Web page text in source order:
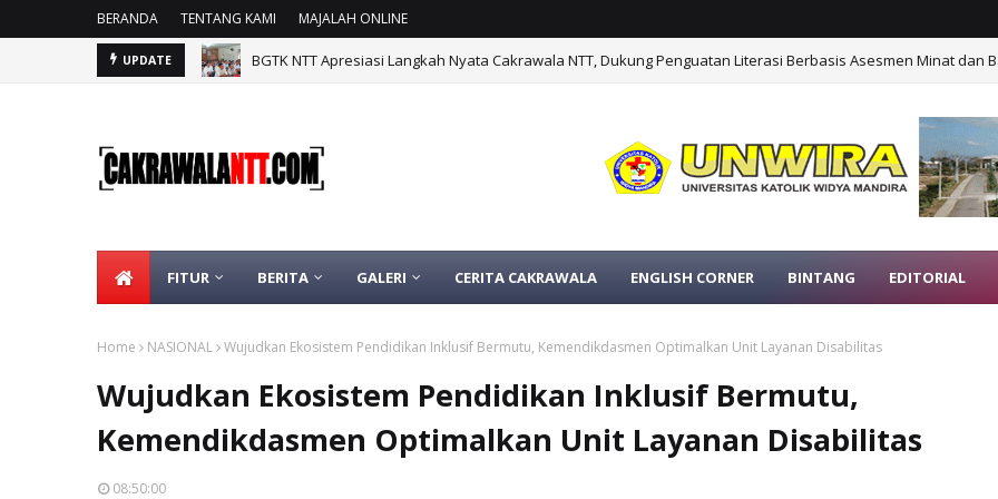
BERANDA TENTANG KAMI MAJALAH ONLINE
UPDATE BGTK NTT Apresiasi Langkah Nyata Cakrawala NTT, Dukung Penguatan Literasi Berbasis Asesmen Minat dan
FITUR BERITA GALERI CERITA CAKRAWALA ENGLISH CORNER BINTANG EDITORIAL
Home NASIONAL Wujudkan Ekosistem Pendidikan Inklusif Bermutu, Kemendikdasmen Optimalkan Unit Layanan Disabilitas
Wujudkan Ekosistem Pendidikan Inklusif Bermutu,
Kemendikdasmen Optimalkan Unit Layanan Disabilitas
08:50:00